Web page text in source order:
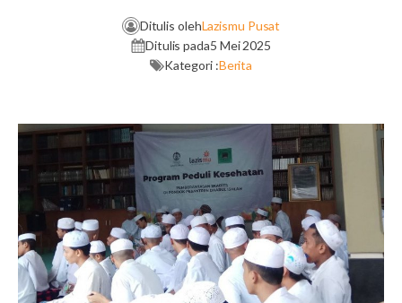
Ditulis olehLazismu Pusat
Ditulis pada5 Mei 2025
Kategori :Berita